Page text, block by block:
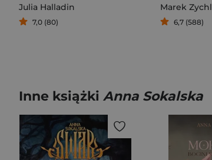
Julia Halladin
7,0 (80)
Marek
6,7 (588)
Inne książki Anna Sokalska